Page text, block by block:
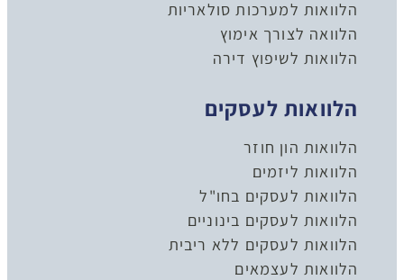
הלוואות למערכות סולאריות
הלוואה לצורך אימוץ
הלוואות לשיפוץ דירה
הלוואות לעסקים
הלוואות הון חוזר
הלוואות ליזמים
הלוואות לעסקים בחו"ל
הלוואות לעסקים בינוניים
הלוואות לעסקים ללא ריבית
הלוואות לעצמאים